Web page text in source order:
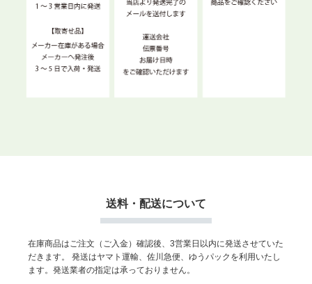
送料・配送について
在庫商品はご注文（ご入金）確認後、3営業日以内に発送させていた
だきます。
発送はヤマト運輸、佐川急便、ゆうパックを利用いたし
ます。発送業者の指定は承っておりません。